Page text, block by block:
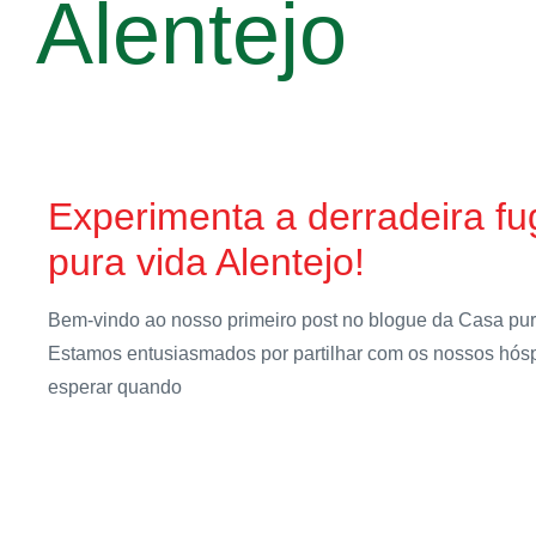
Alentejo
Experimenta a derradeira
pura vida Alentejo!
Bem-vindo ao nosso primeiro post no blogue da Casa
Estamos entusiasmados por partilhar com os nossos
esperar quando